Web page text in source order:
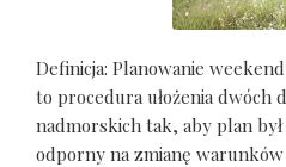
Definicja: Planowanie
to procedura ułożenia dwóch
nadmorskich tak, aby plan
odporny na zmianę